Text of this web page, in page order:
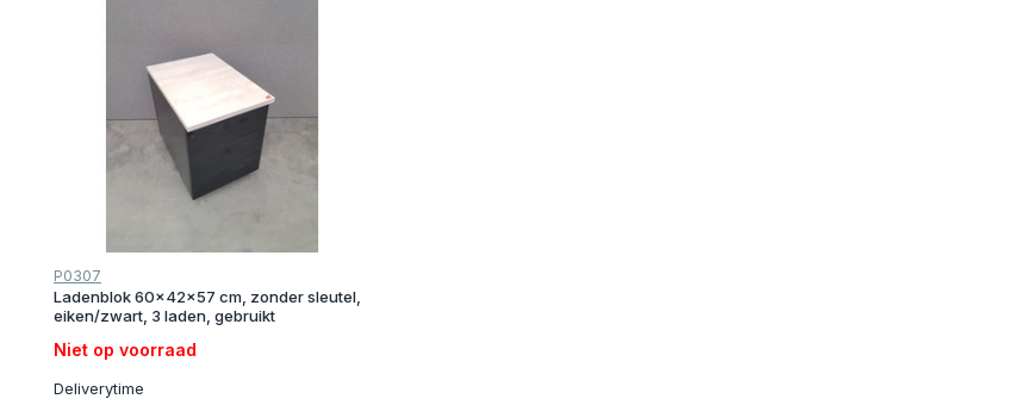
P0307
Ladenblok 60x42x57 cm, zonder sleutel,
eiken/zwart, 3 laden, gebruikt
Niet op voorraad
Deliverytime